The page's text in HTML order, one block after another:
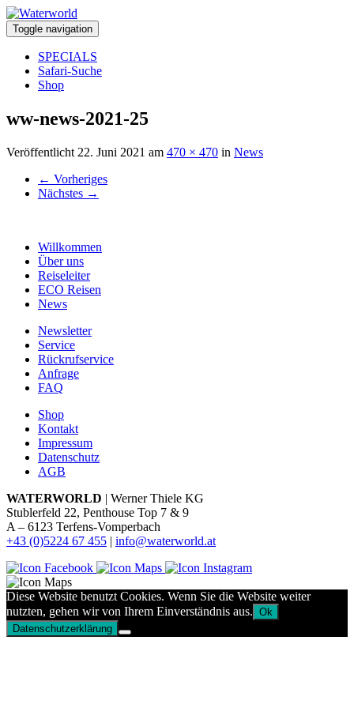
Toggle navigation
SPECIALS
Safari-Suche
Shop
ww-news-2021-25
Veröffentlicht 22. Juni 2021 am 470 × 470 in News
← Vorheriges
Nächstes →
Willkommen
Über uns
Reiseleiter
ECO Reisen
News
Newsletter
Service
Rückrufservice
Anfrage
FAQ
Shop
Kontakt
Impressum
Datenschutz
AGB
WATERWORLD | Werner Thiele KG
Stublerfeld 22, Penthouse Top 7 & 9
A – 6123 Terfens-Vomperbach
+43 (0)5224 67 455 | info@waterworld.at
Diese Website benutzt Cookies. Wenn Sie die Website weiter
nutzten, gehen wir von Ihrem Einverständnis aus. Ok
Datenschutzerklärung